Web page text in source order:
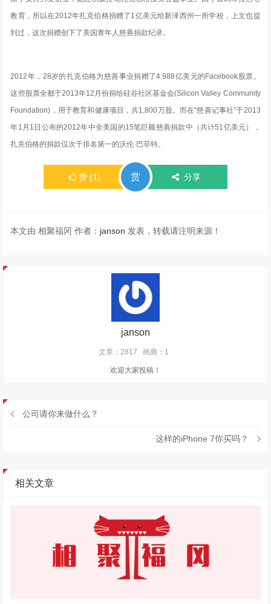
教育，所以在2012年扎克伯格捐赠了1亿美元给新泽西州一所学校，上文也提
到过，这次捐赠创下了美国青年人慈善捐款纪录。
2012年，28岁的扎克伯格为慈善事业捐赠了4.988亿美元的Facebook股票。
这些股票全都于2013年12月份捐给硅谷社区基金会(Silicon Valley Community
Foundation)，用于教育和健康项目，共1,800万股。而在“慈善记事社”于2013
年1月1日公布的2012年中全美国的15笔巨额慈善捐款中（共计51亿美元），
扎克伯格的捐款仅次于排名第一的沃伦· 巴菲特。
赞 (1) 赏 分享
本文由 相聚福冈 作者： janson 发表，转载请注明来源！
janson
文章：2817 画廊：1
欢迎大家投稿！
公司请你来做什么？
这样的iPhone 7你买吗？
相关文章